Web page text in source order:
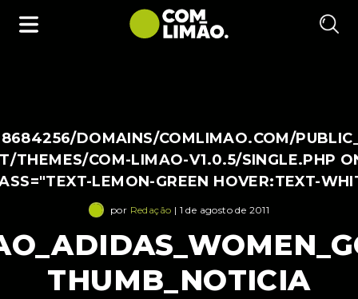
DOMAINS/COMLIMAO.COM/
THEMES/COM-LIMAO-V1.0.5/SINGLE.PHP
LEMON-GREEN HOVER:TEXT-
por Redação | 1 de agosto de 2011
THUMB_NOTICIA